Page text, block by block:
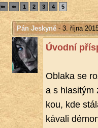
|⇐
⇐ 1 2 3 4 5
Pán Jeskyně- 3. října
Úvod­ní
Ob­la­ka se
a s hla­si­tým
kou, kde
ká­va­li